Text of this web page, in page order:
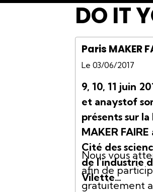
DO IT
Paris MAKER
Le 03/06/2017
9, 10, 11 juin
et anaystof
présents sur la
MAKER FAIRE
Cité des
de l’industrie
Vilette…
Nous vous
afin de
gratuitement